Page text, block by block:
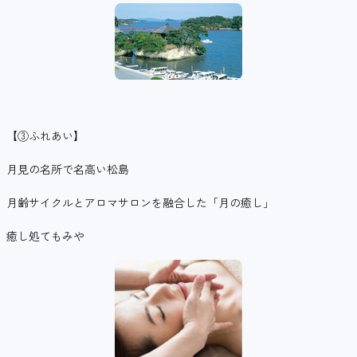
【③ふれあい】
月見の名所で名高い松島
月齢サイクルとアロマサロンを融合した「月の癒し」
癒し処てもみや